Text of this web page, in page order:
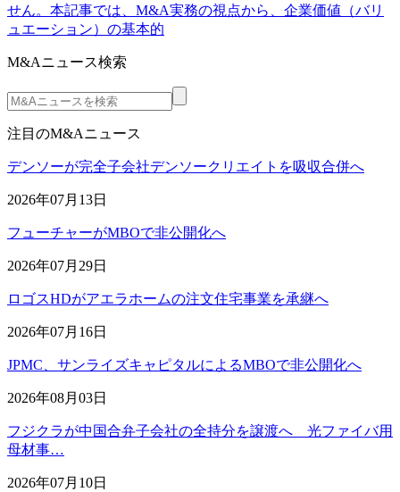
せん。本記事では、M&A実務の視点から、企業価値（バリ
ュエーション）の基本的
M&Aニュース検索
注目のM&Aニュース
デンソーが完全子会社デンソークリエイトを吸収合併へ
2026年07月13日
フューチャーがMBOで非公開化へ
2026年07月29日
ロゴスHDがアエラホームの注文住宅事業を承継へ
2026年07月16日
JPMC、サンライズキャピタルによるMBOで非公開化へ
2026年08月03日
フジクラが中国合弁子会社の全持分を譲渡へ 光ファイバ用
母材事…
2026年07月10日